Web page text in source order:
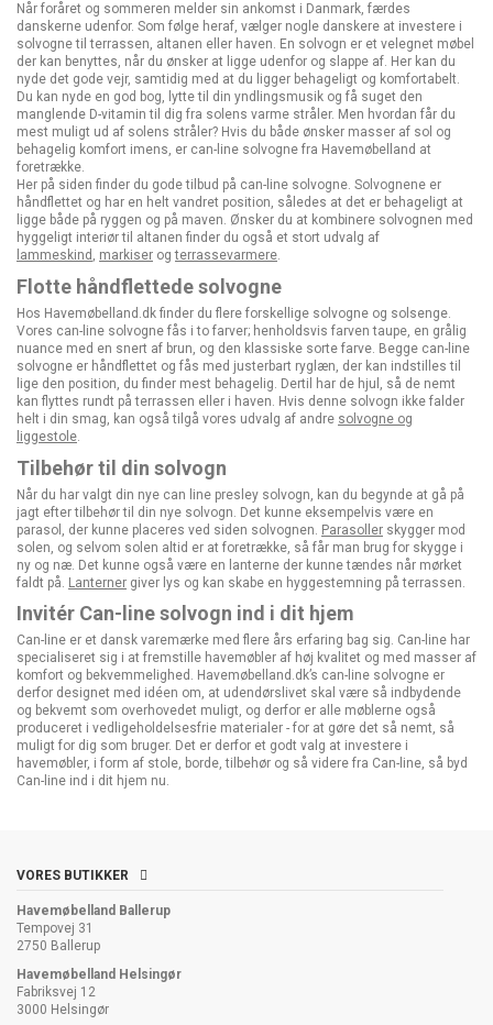
Når foråret og sommeren melder sin ankomst i Danmark, færdes
danskerne udenfor. Som følge heraf, vælger nogle danskere at investere i
solvogne til terrassen, altanen eller haven. En solvogn er et velegnet møbel
der kan benyttes, når du ønsker at ligge udenfor og slappe af. Her kan du
nyde det gode vejr, samtidig med at du ligger behageligt og komfortabelt.
Du kan nyde en god bog, lytte til din yndlingsmusik og få suget den
manglende D-vitamin til dig fra solens varme stråler. Men hvordan får du
mest muligt ud af solens stråler? Hvis du både ønsker masser af sol og
behagelig komfort imens, er can-line solvogne fra Havemøbelland at
foretrække.
Her på siden finder du gode tilbud på can-line solvogne. Solvognene er
håndflettet og har en helt vandret position, således at det er behageligt at
ligge både på ryggen og på maven. Ønsker du at kombinere solvognen med
hyggeligt interiør til altanen finder du også et stort udvalg af
lammeskind , markiser ogterrassevarmere.
Flotte håndflettede solvogne
Hos Havemøbelland.dk finder du flere forskellige solvogne og solsenge.
Vores can-line solvogne fås i to farver; henholdsvis farven taupe, en grålig
nuance med en snert af brun, og den klassiske sorte farve. Begge can-line
solvogne er håndflettet og fås med justerbart ryglæn, der kan indstilles til
lige den position, du finder mest behagelig. Dertil har de hjul, så de nemt
kan flyttes rundt på terrassen eller i haven. Hvis denne solvogn ikke falder
helt i din smag, kan også tilgå vores udvalg af andre solvogne og
liggestole.
Tilbehør til din solvogn
Når du har valgt din nye can line presley solvogn, kan du begynde at gå på
jagt efter tilbehør til din nye solvogn. Det kunne eksempelvis være en
parasol, der kunne placeres ved siden solvognen. Parasoller skygger mod
solen, og selvom solen altid er at foretrække, så får man brug for skygge i
ny og næ. Det kunne også være en lanterne der kunne tændes når mørket
faldt på. Lanterner giver lys og kan skabe en hyggestemning på terrassen.
Invitér Can-line solvogn ind i dit hjem
Can-line er et dansk varemærke med flere års erfaring bag sig. Can-line har
specialiseret sig i at fremstille havemøbler af høj kvalitet og med masser af
komfort og bekvemmelighed. Havemøbelland.dk’s can-line solvogne er
derfor designet med idéen om, at udendørslivet skal være så indbydende
og bekvemt som overhovedet muligt, og derfor er alle møblerne også
produceret i vedligeholdelsesfrie materialer - for at gøre det så nemt, så
muligt for dig som bruger. Det er derfor et godt valg at investere i
havemøbler, i form af stole, borde, tilbehør og så videre fra Can-line, så byd
Can-line ind i dit hjem nu.
VORES BUTIKKER
Havemøbelland Ballerup
Tempovej 31
2750 Ballerup
Havemøbelland Helsingør
Fabriksvej 12
3000 Helsingør